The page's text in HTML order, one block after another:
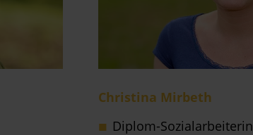
Christina Mirbeth
Diplom-Sozialarbeiterin